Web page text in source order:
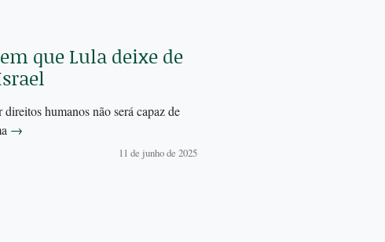
que Lula deixe de
humanos não será capaz de
→
11 de junho de 2025